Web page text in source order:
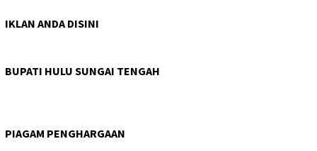
IKLAN ANDA DISINI
BUPATI HULU SUNGAI TENGAH
PIAGAM PENGHARGAAN